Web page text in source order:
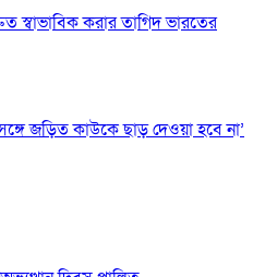
স্বাভাবিক করার তাগিদ ভারতের
সঙ্গে জড়িত কাউকে ছাড় দেওয়া হবে না’